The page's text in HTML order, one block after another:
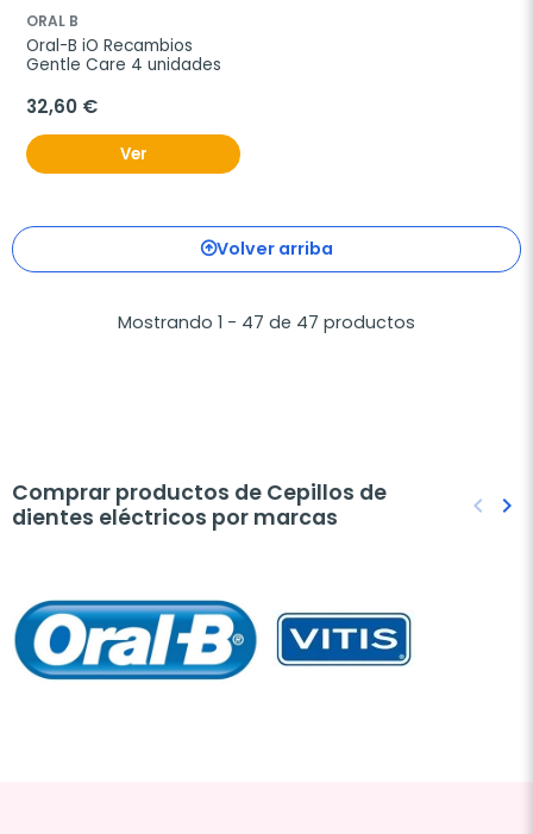
ORAL B
Oral-B iO Recambios
Gentle Care 4 unidades
32,60 €
Ver
Volver arriba
Mostrando 1 - 47 de 47 productos
Comprar productos de Cepillos de
dientes eléctricos por marcas
keyboard_arrow_left keyboard_arrow_right